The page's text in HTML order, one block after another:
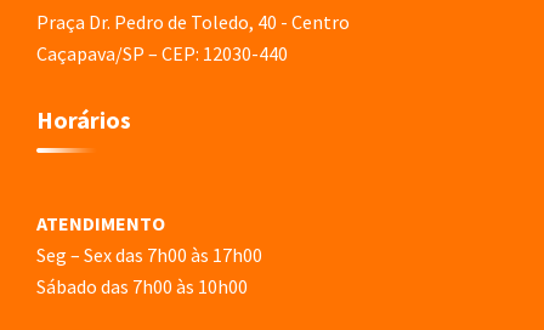
Praça Dr. Pedro de Toledo, 40 - Centro
Caçapava/SP – CEP: 12030-440
Horários
ATENDIMENTO
Seg – Sex das 7h00 às 17h00
Sábado das 7h00 às 10h00